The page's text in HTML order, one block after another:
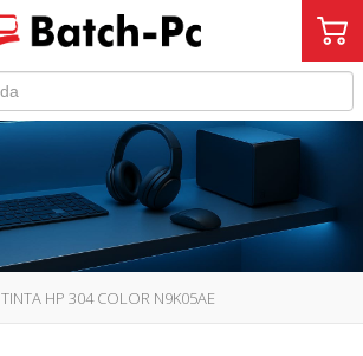
TINTA HP 304 COLOR N9K05AE